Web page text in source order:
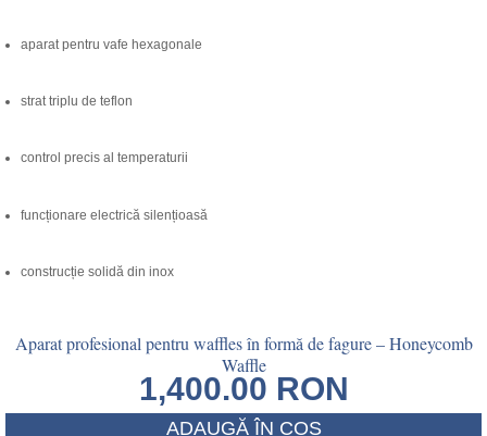
aparat pentru vafe hexagonale
strat triplu de teflon
control precis al temperaturii
funcționare electrică silențioasă
construcție solidă din inox
Aparat profesional pentru waffles în formă de fagure – Honeycomb
Waffle
1,400.00 RON
ADAUGĂ ÎN COȘ